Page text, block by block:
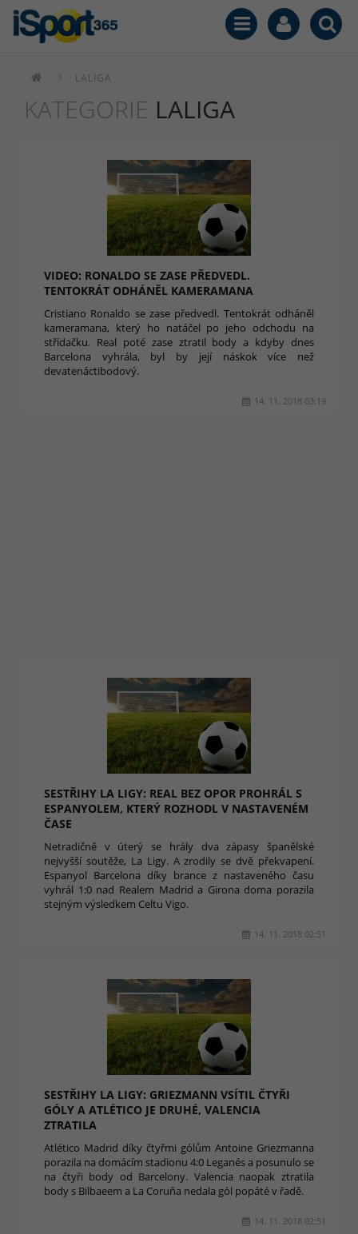
LALIGA
KATEGORIE LALIGA
VIDEO: RONALDO SE ZASE PŘEDVEDL.
TENTOKRÁT ODHÁNĚL KAMERAMANA
Cristiano Ronaldo se zase předvedl. Tentokrát odháněl
kameramana, který ho natáčel po jeho odchodu na
střídačku. Real poté zase ztratil body a kdyby dnes
Barcelona vyhrála, byl by její náskok více než
devatenáctibodový.
14. 11. 2018 03:19
SESTŘIHY LA LIGY: REAL BEZ OPOR PROHRÁL S
ESPANYOLEM, KTERÝ ROZHODL V NASTAVENÉM
ČASE
Netradičně v úterý se hrály dva zápasy španělské
nejvyšší soutěže, La Ligy. A zrodily se dvě překvapení.
Espanyol Barcelona díky brance z nastaveného času
vyhrál 1:0 nad Realem Madrid a Girona doma porazila
stejným výsledkem Celtu Vigo.
14. 11. 2018 02:51
SESTŘIHY LA LIGY: GRIEZMANN VSÍTIL ČTYŘI
GÓLY A ATLÉTICO JE DRUHÉ, VALENCIA
ZTRATILA
Atlético Madrid díky čtyřmi gólům Antoine Griezmanna
porazila na domácím stadionu 4:0 Leganés a posunulo se
na čtyři body od Barcelony. Valencia naopak ztratila
body s Bilbaeem a La Coruňa nedala gól popáté v řadě.
14. 11. 2018 02:51